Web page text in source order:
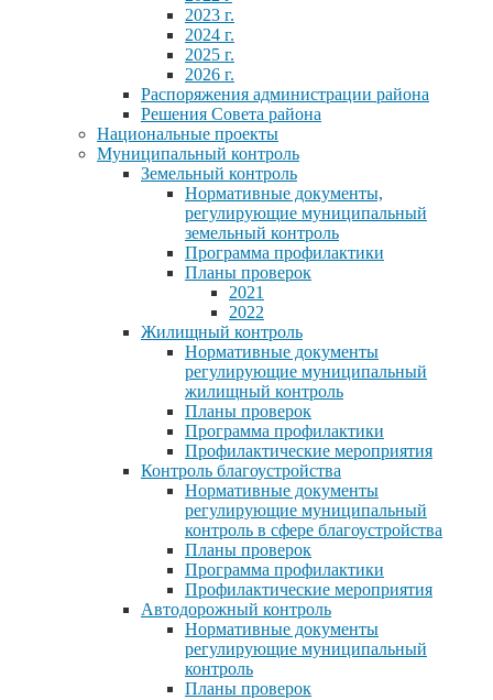
2023 г.
2024 г.
2025 г.
2026 г.
Распоряжения администрации района
Решения Совета района
Национальные проекты
Муниципальный контроль
Земельный контроль
Нормативные документы,
регулирующие муниципальный
земельный контроль
Программа профилактики
Планы проверок
2021
2022
Жилищный контроль
Нормативные документы
регулирующие муниципальный
жилищный контроль
Планы проверок
Программа профилактики
Профилактические мероприятия
Контроль благоустройства
Нормативные документы
регулирующие муниципальный
контроль в сфере благоустройства
Планы проверок
Программа профилактики
Профилактические мероприятия
Автодорожный контроль
Нормативные документы
регулирующие муниципальный
контроль
Планы проверок